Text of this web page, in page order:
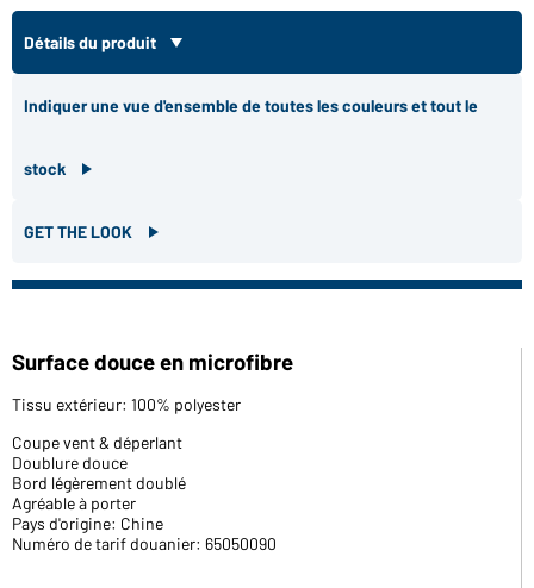
Détails du produit
Indiquer une vue d'ensemble de toutes les couleurs et tout le
stock
GET THE LOOK
Surface douce en microfibre
Tissu extérieur: 100% polyester
Coupe vent & déperlant
Doublure douce
Bord légèrement doublé
Agréable à porter
Pays d'origine: Chine
Numéro de tarif douanier: 65050090